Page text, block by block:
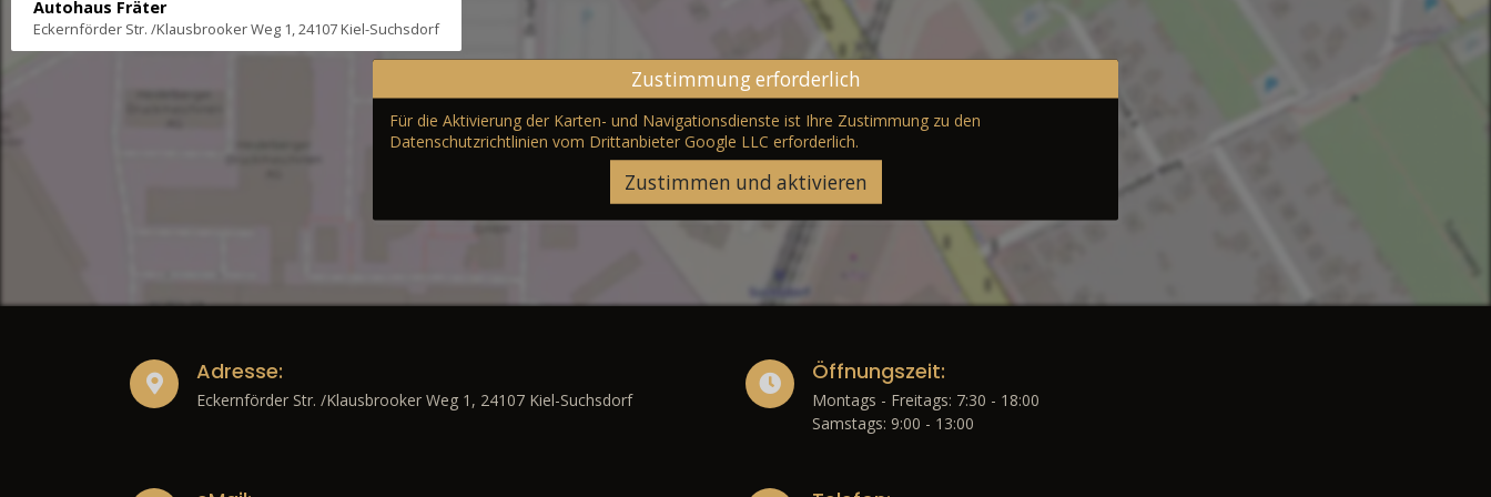
Autohaus Fräter
Eckernförder Str. /Klausbrooker Weg 1, 24107 Kiel-Suchsdorf
Zustimmung erforderlich
Für die Aktivierung der Karten- und Navigationsdienste ist Ihre Zustimmung zu den
Datenschutzrichtlinien vom Drittanbieter Google LLC erforderlich.
Zustimmen und aktivieren
Adresse:
Eckernförder Str. /Klausbrooker Weg 1, 24107 Kiel-Suchsdorf
Öffnungszeit:
Montags - Freitags: 7:30 - 18:00
Samstags: 9:00 - 13:00